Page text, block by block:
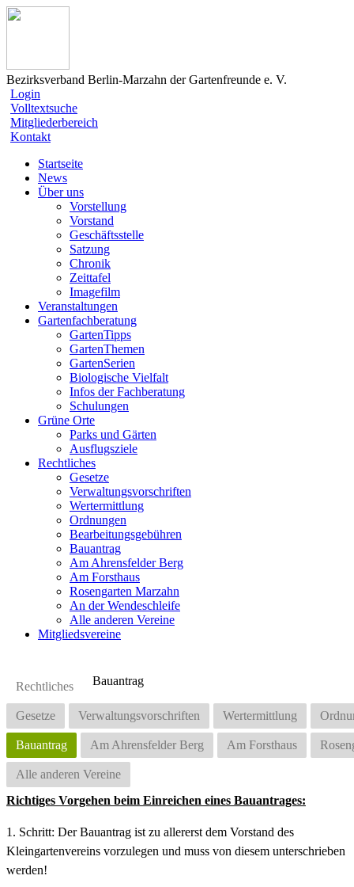
Bezirksverband Berlin-Marzahn der Gartenfreunde e. V.
Login
Volltextsuche
Mitgliederbereich
Kontakt
Startseite
News
Über uns
Vorstellung
Vorstand
Geschäftsstelle
Satzung
Chronik
Zeittafel
Imagefilm
Veranstaltungen
Gartenfachberatung
GartenTipps
GartenThemen
GartenSerien
Biologische Vielfalt
Infos der Fachberatung
Schulungen
Grüne Orte
Parks und Gärten
Ausflugsziele
Rechtliches
Gesetze
Verwaltungsvorschriften
Wertermittlung
Ordnungen
Bearbeitungsgebühren
Bauantrag
Am Ahrensfelder Berg
Am Forsthaus
Rosengarten Marzahn
An der Wendeschleife
Alle anderen Vereine
Mitgliedsvereine
Rechtliches
Gesetze Verwaltungsvorschriften Wertermittlung
Bauantrag Am Ahrensfelder Berg Am Forsthaus
Alle anderen Vereine
Bauantrag
Richtiges Vorgehen beim Einreichen eines Bauantrages:
1. Schritt: Der Bauantrag ist zu allererst dem Vorstand des
Kleingartenvereins vorzulegen und muss von diesem unterschrieben
werden!